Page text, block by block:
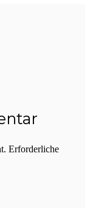
Erforderliche